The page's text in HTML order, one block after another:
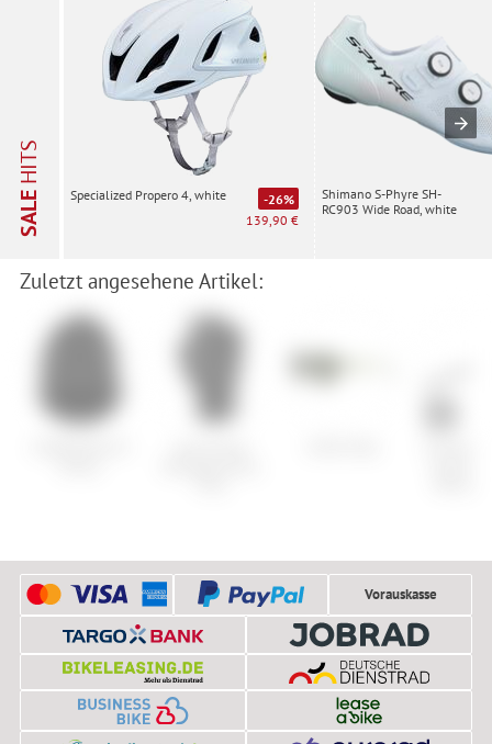
SALE
HITS
Specialized Propero 4, white
-26%
139,90 €
Shimano S-Phyre SH-
RC903 Wide Road, white
Zuletzt angesehene Artikel:
Vorauskasse